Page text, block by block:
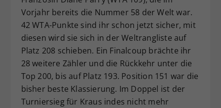
Vorjahr bereits die Nummer 58 der Welt war.
42 WTA-Punkte sind ihr schon jetzt sicher, mit
diesen wird sie sich in der Weltrangliste auf
Platz 208 schieben. Ein Finalcoup brächte ihr
28 weitere Zähler und die Rückkehr unter die
Top 200, bis auf Platz 193. Position 151 war die
bisher beste Klassierung. Im Doppel ist der
Turniersieg für Kraus indes nicht mehr